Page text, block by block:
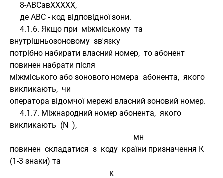
     8-АВСавXXXXX,
     де АВС - код відповідної зони.
внутрішньозоновому  зв'язку
потрібно набирати власний номер,  то абонент
повинен набрати після
міжміського або зонового номера  абонента,  якого
викликають,  чи
оператора відомчої мережі власний зоновий номер.
викликають  (N  ),
                                                              мн
повинен  складатися  з  коду  країни призначення К
(1-3 знаки) та
                                                  к